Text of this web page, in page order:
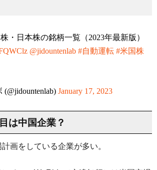
・日本株の銘柄一覧（2023年最新版）
@jidountenlab #自動運転 #米国株
January 17, 2023
は中国企業？
画をしている企業が多い。